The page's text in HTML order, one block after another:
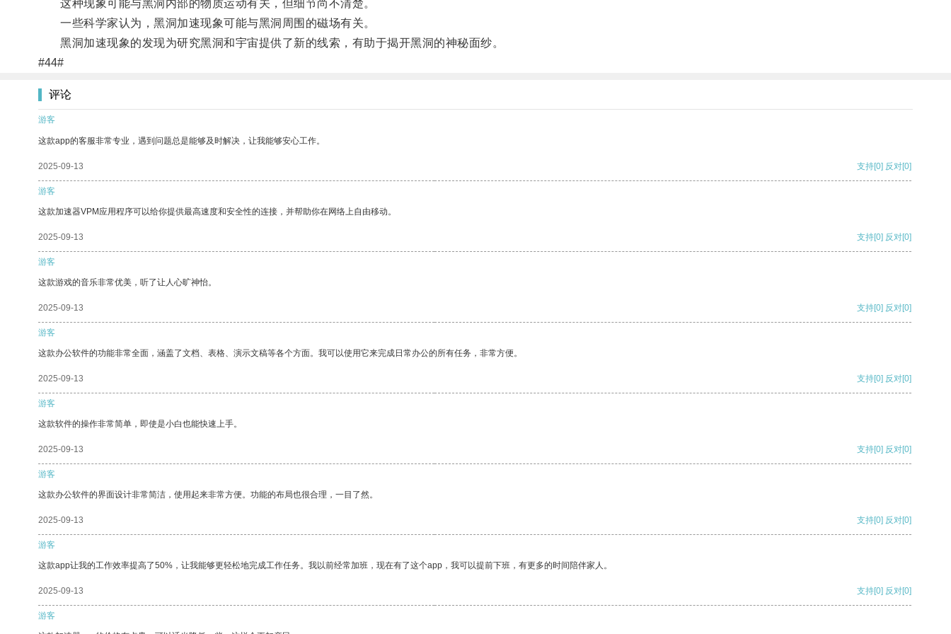
这种现象可能与黑洞内部的物质运动有关，但细节尚不清楚。
一些科学家认为，黑洞加速现象可能与黑洞周围的磁场有关。
黑洞加速现象的发现为研究黑洞和宇宙提供了新的线索，有助于揭开黑洞的神秘面纱。
#44#
评论
游客
这款app的客服非常专业，遇到问题总是能够及时解决，让我能够安心工作。
2025-09-13 支持[0] 反对[0]
游客
这款加速器VPM应用程序可以给你提供最高速度和安全性的连接，并帮助你在网络上自由移动。
2025-09-13 支持[0] 反对[0]
游客
这款游戏的音乐非常优美，听了让人心旷神怡。
2025-09-13 支持[0] 反对[0]
游客
这款办公软件的功能非常全面，涵盖了文档、表格、演示文稿等各个方面。我可以使用它来完成日常办公的所有任务，非常方便。
2025-09-13 支持[0] 反对[0]
游客
这款软件的操作非常简单，即使是小白也能快速上手。
2025-09-13 支持[0] 反对[0]
游客
这款办公软件的界面设计非常简洁，使用起来非常方便。功能的布局也很合理，一目了然。
2025-09-13 支持[0] 反对[0]
游客
这款app让我的工作效率提高了50%，让我能够更轻松地完成工作任务。我以前经常加班，现在有了这个app，我可以提前下班，有更多的时间陪伴家人。
2025-09-13 支持[0] 反对[0]
游客